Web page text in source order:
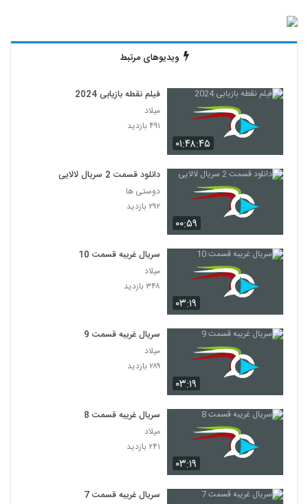
ویدیوهای مرتبط
۰۱:۴۸:۴۵
فیلم نقطه بازیابی 2024
میلاد
۴۹۱ بازدید
۰۰:۵۹
دانلود قسمت 2 سریال لالایی
دوستی ها
۲۹۲ بازدید
۰۳:۱۹
سریال غریبه قسمت 10
میلاد
۳۴۸ بازدید
۰۳:۱۹
سریال غریبه قسمت 9
میلاد
۲۸۹ بازدید
۰۳:۱۹
سریال غریبه قسمت 8
میلاد
۲۴۱ بازدید
سریال غریبه قسمت 7